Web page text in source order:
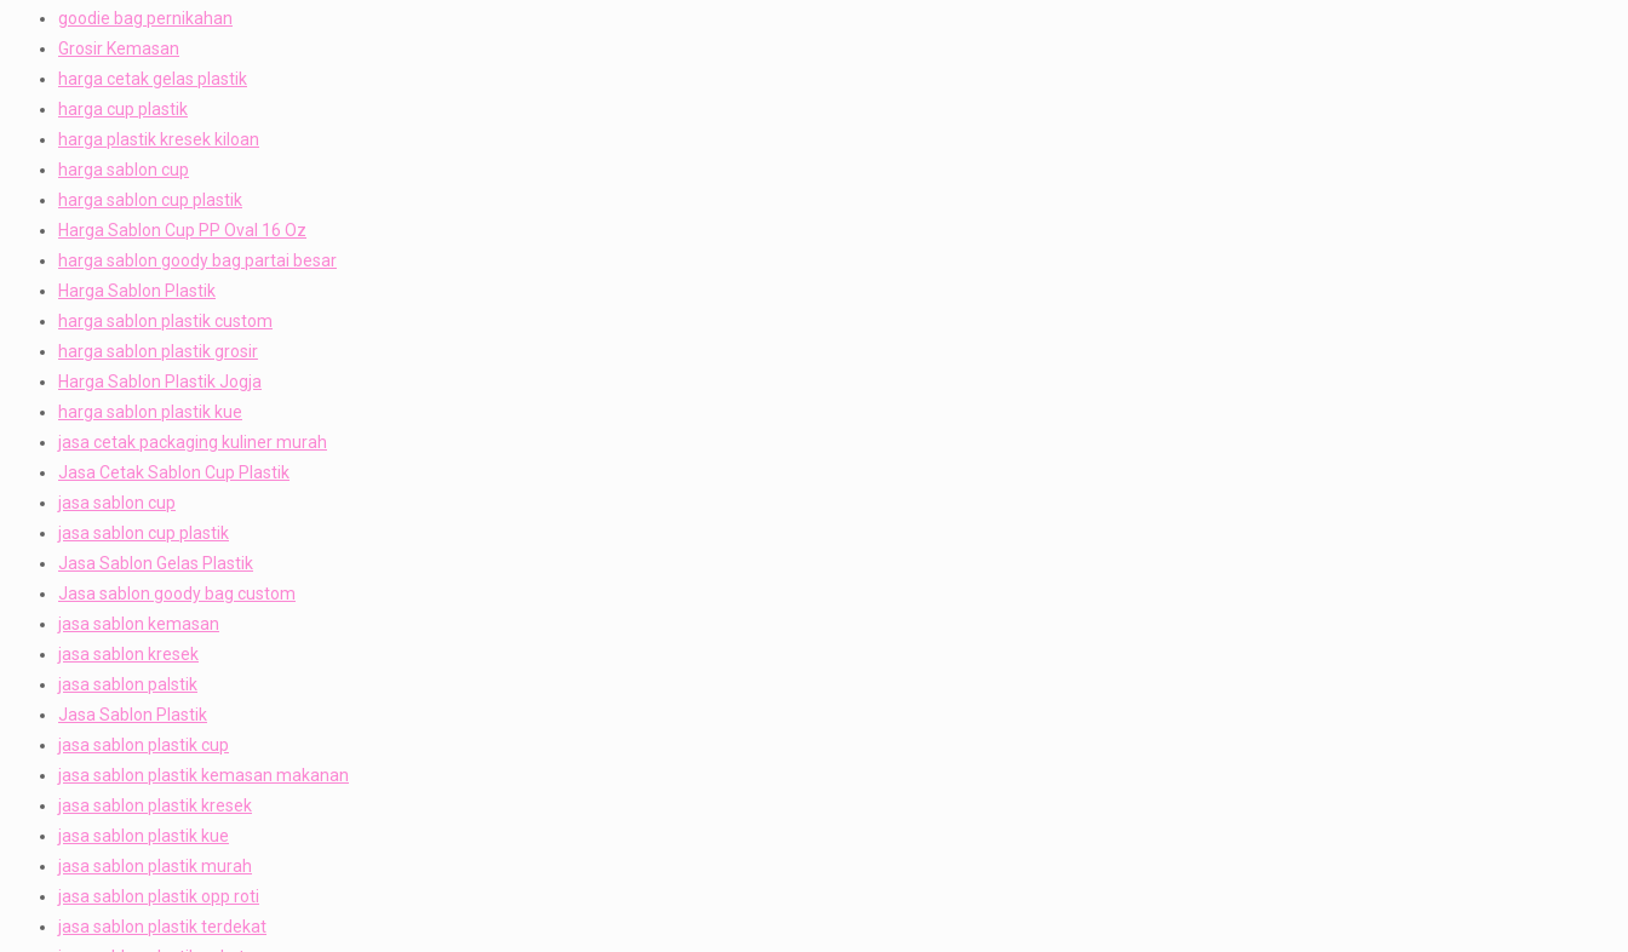
goodie bag pernikahan
Grosir Kemasan
harga cetak gelas plastik
harga cup plastik
harga plastik kresek kiloan
harga sablon cup
harga sablon cup plastik
Harga Sablon Cup PP Oval 16 Oz
harga sablon goody bag partai besar
Harga Sablon Plastik
harga sablon plastik custom
harga sablon plastik grosir
Harga Sablon Plastik Jogja
harga sablon plastik kue
jasa cetak packaging kuliner murah
Jasa Cetak Sablon Cup Plastik
jasa sablon cup
jasa sablon cup plastik
Jasa Sablon Gelas Plastik
Jasa sablon goody bag custom
jasa sablon kemasan
jasa sablon kresek
jasa sablon palstik
Jasa Sablon Plastik
jasa sablon plastik cup
jasa sablon plastik kemasan makanan
jasa sablon plastik kresek
jasa sablon plastik kue
jasa sablon plastik murah
jasa sablon plastik opp roti
jasa sablon plastik terdekat